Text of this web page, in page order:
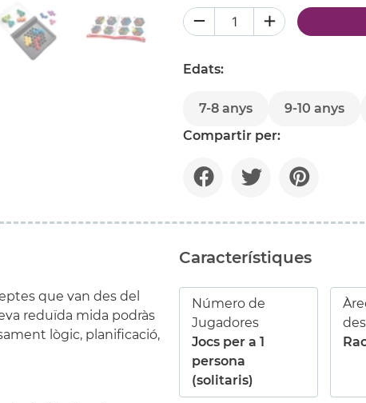
Edats:
7-8 anys 9-10 anys
Compartir per:
que van des del
reduïda mida podràs
lògic, planificació,
Característiques
Número de
Jugadores
Jocs per a 1
persona
(solitaris)